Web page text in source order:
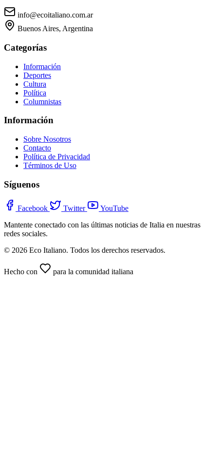
info@ecoitaliano.com.ar
Buenos Aires, Argentina
Categorías
Información
Deportes
Cultura
Política
Columnistas
Información
Sobre Nosotros
Contacto
Política de Privacidad
Términos de Uso
Síguenos
Facebook Twitter
YouTube
Mantente conectado con las últimas noticias de Italia en nuestras
redes sociales.
© 2026 Eco Italiano. Todos los derechos reservados.
Hecho con para la comunidad italiana